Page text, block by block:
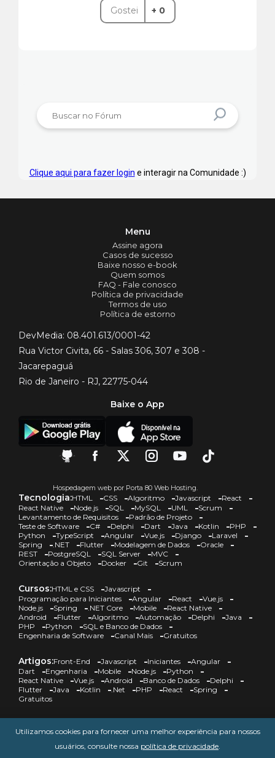
Gostei + 0
Clique aqui para fazer login e interagir na Comunidade :)
Menu
Assine agora
Casos de sucesso
Baixe nosso e-book
Quem somos
FAQ - Fale conosco
Política de privacidade
Termos de uso
Política de estorno
DevMedia: 08.401.613/0001-42
Rua Victor Civita, 66 - Salas 306, 307 e 308 -
Jacarepaguá
Rio de Janeiro - RJ, 22775-044
Baixe o App
Hospedagem web por Porta 80 Web Hosting.
Tecnologia:HTML CSS Algoritmo Javascript
React
React Native
Node.js SQL MySQL UML
Scrum
Levantamento de Requisitos
Padrão de Projeto
Teste de Software
C# Delphi Dart Java Kotlin
PHP
Python
TypeScript Angular Vue.js Django
Laravel
Spring
.NET Flutter Modelagem de Dados
Oracle
REST
PostgreSQL SQL Server
MVC
Orientação a Objeto
Docker Git Scrum
Cursos:HTML e CSS
Javascript
Programação para Iniciantes
Angular React
Vue.js
Node.js
Spring .NET Core Mobile
React Native
Android
Flutter Algoritmo Automação Delphi
Java
PHP
Python
SQL e Banco de Dados
Engenharia de Software
Canal Mais Gratuitos
Artigos:Front-End Javascript Iniciantes
Angular
Dart
Engenharia Mobile Node.js
Python
React Native
Vue.js Android Banco de Dados
Delphi
Flutter
Java Kotlin .Net PHP React
Spring
Gratuitos
Mobile
Node.js Python React Native
Android
Banco de Dados
Delphi Flutter Java
Automação
React Gratuitos Canal Mais
Utilizamos cookies para fornecer uma melhor experiência para nossos
usuários, consulte nossa política de privacidade.